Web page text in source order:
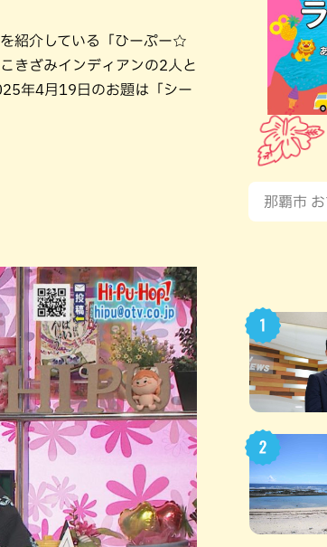
紹介している「ひーぷー☆
きざみインディアンの2人と
年4月19日のお題は「シー